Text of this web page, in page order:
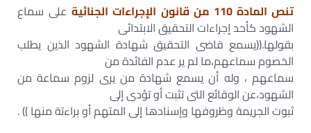
تنص المادة 110 من قانون الإجراءات الجنائية
على سماع
الشهود كأحد إجراءات التحقيق الابتدائى
بقولها.((يسمع قاضى التحقيق شهادة الشهود الذين يطلب
الخصوم سماعهم،ما لم ير عدم الفائدة من
سماعهم ، وله أن يسمع شهادة من يرى لزوم سماعة من
الشهود،عن الوقائع التى تثبت أو تؤدى إلى
ثبوت الجريمة وظروفها وإسنادها إلى المتهم أو براءتة منها )) .